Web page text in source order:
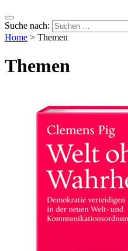
Suche nach:
Home > Themen
Themen